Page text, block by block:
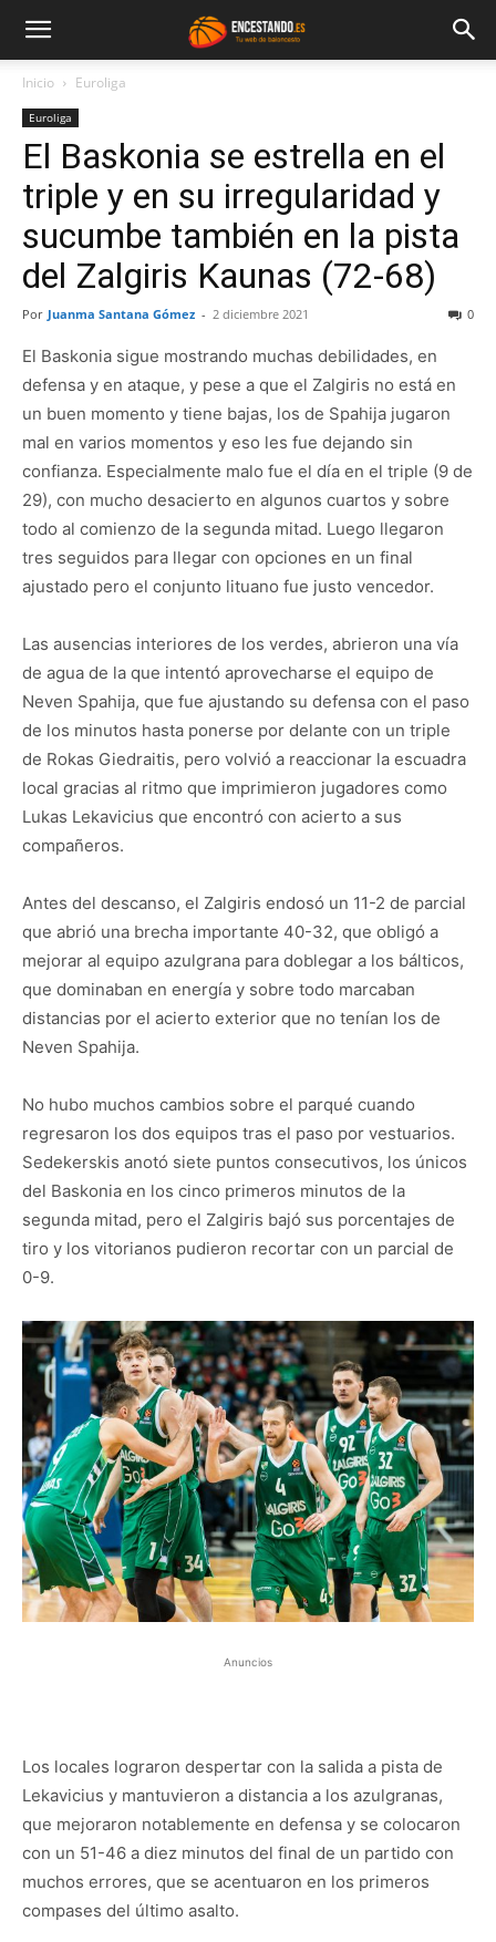
Inicio Euroliga
Euroliga
El Baskonia se estrella en el
triple y en su irregularidad y
sucumbe también en la pista
del Zalgiris Kaunas (72-68)
Por Juanma Santana Gómez - 2 diciembre 2021 0
El Baskonia sigue mostrando muchas debilidades, en
defensa y en ataque, y pese a que el Zalgiris no está en
un buen momento y tiene bajas, los de Spahija jugaron
mal en varios momentos y eso les fue dejando sin
confianza. Especialmente malo fue el día en el triple (9 de
29), con mucho desacierto en algunos cuartos y sobre
todo al comienzo de la segunda mitad. Luego llegaron
tres seguidos para llegar con opciones en un final
ajustado pero el conjunto lituano fue justo vencedor.
Las ausencias interiores de los verdes, abrieron una vía
de agua de la que intentó aprovecharse el equipo de
Neven Spahija, que fue ajustando su defensa con el paso
de los minutos hasta ponerse por delante con un triple
de Rokas Giedraitis, pero volvió a reaccionar la escuadra
local gracias al ritmo que imprimieron jugadores como
Lukas Lekavicius que encontró con acierto a sus
compañeros.
Antes del descanso, el Zalgiris endosó un 11-2 de parcial
que abrió una brecha importante 40-32, que obligó a
mejorar al equipo azulgrana para doblegar a los bálticos,
que dominaban en energía y sobre todo marcaban
distancias por el acierto exterior que no tenían los de
Neven Spahija.
No hubo muchos cambios sobre el parqué cuando
regresaron los dos equipos tras el paso por vestuarios.
Sedekerskis anotó siete puntos consecutivos, los únicos
del Baskonia en los cinco primeros minutos de la
segunda mitad, pero el Zalgiris bajó sus porcentajes de
tiro y los vitorianos pudieron recortar con un parcial de
0-9.
Anuncios
Los locales lograron despertar con la salida a pista de
Lekavicius y mantuvieron a distancia a los azulgranas,
que mejoraron notablemente en defensa y se colocaron
con un 51-46 a diez minutos del final de un partido con
muchos errores, que se acentuaron en los primeros
compases del último asalto.